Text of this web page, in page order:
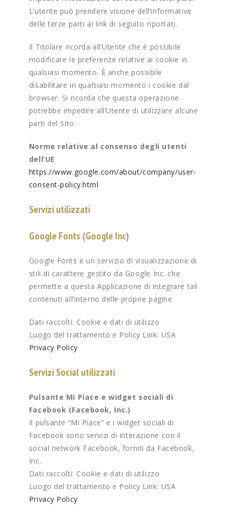
L’utente può prendere visione dell’informative
delle terze parti ai link di seguito riportati.
Il Titolare ricorda all’Utente che è possibile
modificare le preferenze relative ai cookie in
qualsiasi momento. È anche possibile
disabilitare in qualsiasi momento i cookie dal
browser. Si ricorda che questa operazione
potrebbe impedire all’Utente di utilizzare alcune
parti del Sito.
Norme relative al consenso degli utenti
dell’UE
https://www.google.com/about/company/user-
consent-policy.html
Servizi utilizzati
Google Fonts (Google Inc)
Google Fonts è un servizio di visualizzazione di
stili di carattere gestito da Google Inc. che
permette a questa Applicazione di integrare tali
contenuti all’interno delle proprie pagine
Dati raccolti: Cookie e dati di utilizzo
Luogo del trattamento e Policy Link: USA
Privacy Policy
Servizi Social utilizzati
Pulsante Mi Piace e widget sociali di
Facebook (Facebook, Inc.)
Il pulsante “Mi Piace” e i widget sociali di
Facebook sono servizi di interazione con il
social network Facebook, forniti da Facebook,
Inc.
Dati raccolti: Cookie e dati di utilizzo
Luogo del trattamento e Policy Link: USA
Privacy Policy